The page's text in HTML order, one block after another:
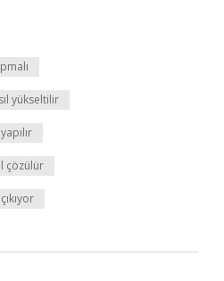
yükseltilir
çözülür